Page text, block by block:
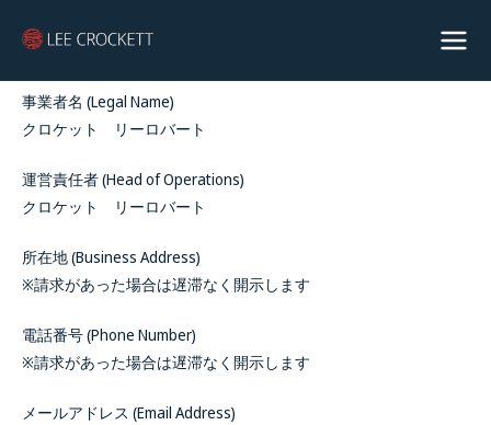
事業者名 (Legal Name)
クロケット リーロバート
運営責任者 (Head of Operations)
クロケット リーロバート
所在地 (Business Address)
※請求があった場合は遅滞なく開示します
電話番号 (Phone Number)
※請求があった場合は遅滞なく開示します
メールアドレス (Email Address)